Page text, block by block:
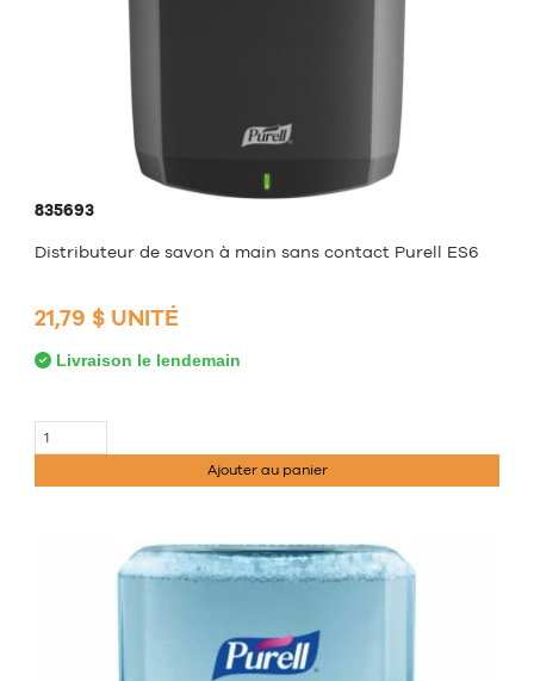
835693
Distributeur de savon à main sans contact Purell ES6
21,79 $ UNITÉ
Livraison le lendemain
Ajouter au panier